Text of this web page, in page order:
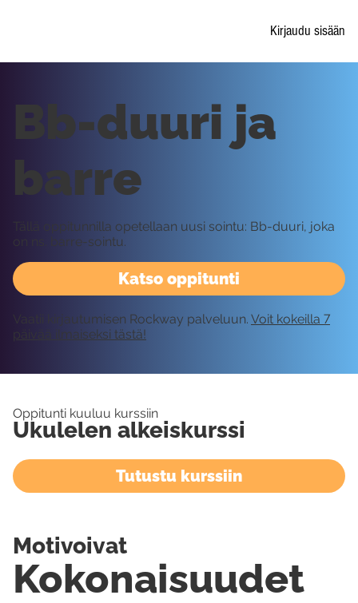
Kirjaudu sisään
Katso oppitunti
Bb-duuri ja
barre
Tällä oppitunnilla opetellaan uusi sointu: Bb-duuri, joka
on ns. barre-sointu.
Vaatii kirjautumisen Rockway palveluun. Voit kokeilla 7
päivää ilmaiseksi tästä!
Oppitunti kuuluu kurssiin
Ukulelen alkeiskurssi
Tutustu kurssiin
Kokonaisuudet
Motivoivat